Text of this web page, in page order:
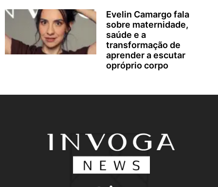
Evelin Camargo fala
sobre maternidade,
saúde e a
transformação de
aprender a escutar
opróprio corpo